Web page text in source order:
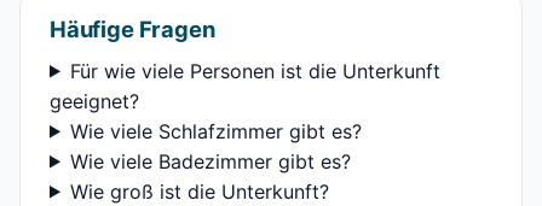
Häufige Fragen
Für wie viele Personen ist die Unterkunft
geeignet?
Wie viele Schlafzimmer gibt es?
Wie viele Badezimmer gibt es?
Wie groß ist die Unterkunft?